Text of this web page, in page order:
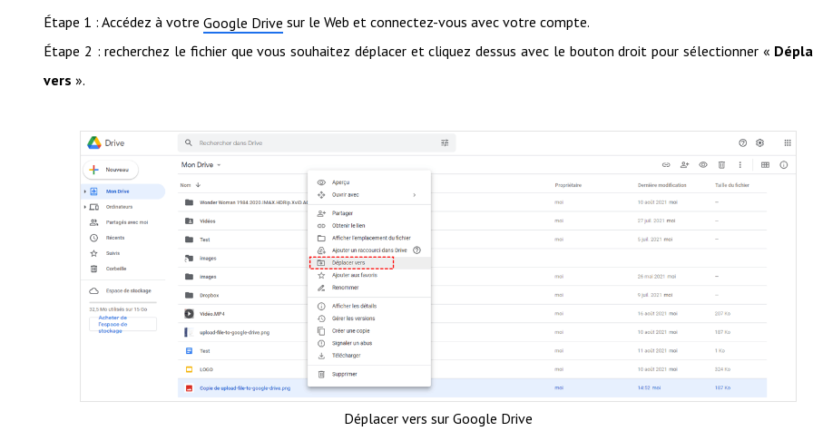
Étape 1 : Accédez à votre Google Drive sur le Web et connectez-vous avec votre compte.
Étape 2 : recherchez le fichier que vous souhaitez déplacer et cliquez dessus avec le bouton droit pour sélectionner «
vers ».
Déplacer vers sur Google Drive